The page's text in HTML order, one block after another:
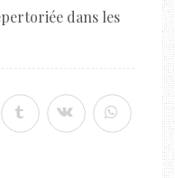
dans les